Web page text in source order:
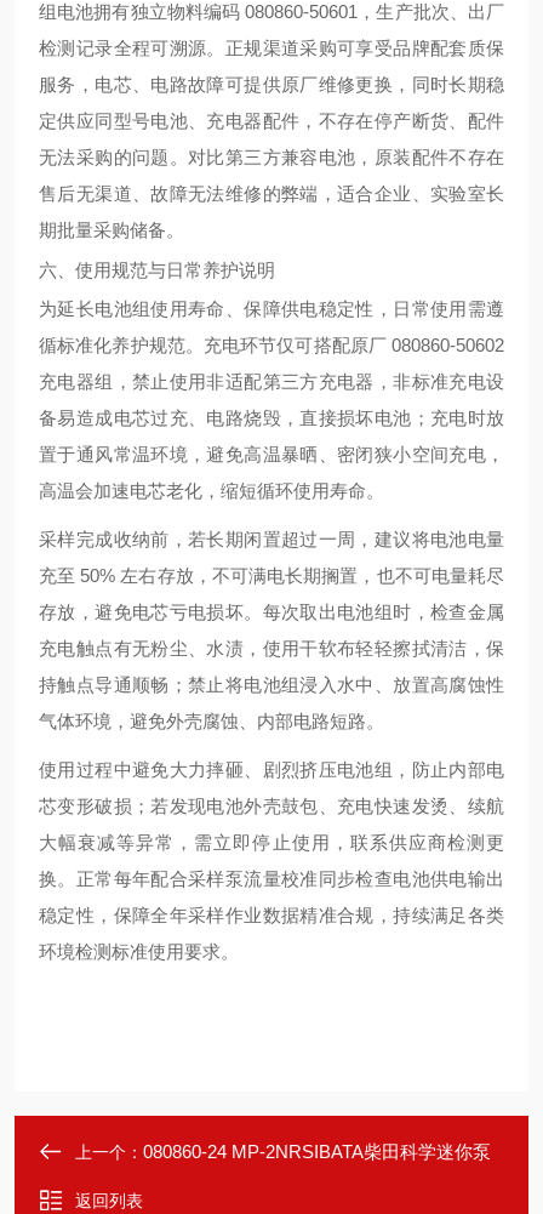
组电池拥有独立物料编码 080860-50601，生产批次、出厂
检测记录全程可溯源。正规渠道采购可享受品牌配套质保
服务，电芯、电路故障可提供原厂维修更换，同时长期稳
定供应同型号电池、充电器配件，不存在停产断货、配件
无法采购的问题。对比第三方兼容电池，原装配件不存在
售后无渠道、故障无法维修的弊端，适合企业、实验室长
期批量采购储备。
六、使用规范与日常养护说明
为延长电池组使用寿命、保障供电稳定性，日常使用需遵
循标准化养护规范。充电环节仅可搭配原厂 080860-50602
充电器组，禁止使用非适配第三方充电器，非标准充电设
备易造成电芯过充、电路烧毁，直接损坏电池；充电时放
置于通风常温环境，避免高温暴晒、密闭狭小空间充电，
高温会加速电芯老化，缩短循环使用寿命。
采样完成收纳前，若长期闲置超过一周，建议将电池电量
充至 50% 左右存放，不可满电长期搁置，也不可电量耗尽
存放，避免电芯亏电损坏。每次取出电池组时，检查金属
充电触点有无粉尘、水渍，使用干软布轻轻擦拭清洁，保
持触点导通顺畅；禁止将电池组浸入水中、放置高腐蚀性
气体环境，避免外壳腐蚀、内部电路短路。
使用过程中避免大力摔砸、剧烈挤压电池组，防止内部电
芯变形破损；若发现电池外壳鼓包、充电快速发烫、续航
大幅衰减等异常，需立即停止使用，联系供应商检测更
换。正常每年配合采样泵流量校准同步检查电池供电输出
稳定性，保障全年采样作业数据精准合规，持续满足各类
环境检测标准使用要求。
上一个： 080860-24 MP-2NRSIBATA柴田科学迷你泵
返回列表